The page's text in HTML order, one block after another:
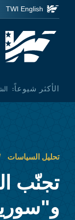
Skip to main content
Homepage
الأكثر شيوعاً:
TWI English
تحليل السياسات
تجنّب